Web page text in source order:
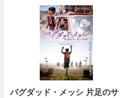
バグダッド・メッシ 片足のサ